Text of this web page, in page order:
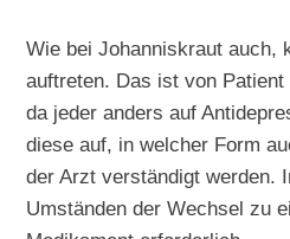
Wie bei Johanniskraut auch,
auftreten. Das ist von
da jeder anders auf
diese auf, in welcher Form
der Arzt verständigt werden.
Umständen der Wechsel zu